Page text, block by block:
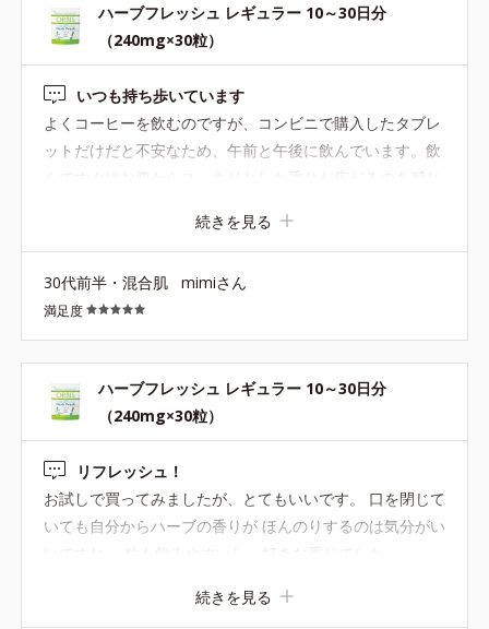
ハーブフレッシュ レギュラー 10～30日分
（240mg×30粒）
いつも持ち歩いています
よくコーヒーを飲むのですが、コンビニで購入したタブレ
ットだけだと不安なため、午前と午後に飲んでいます。飲
思いつつも、持ち運びのしやすさからレギュラーサイズを
購入してしまいます…
続きを見る
30代前半・混合肌 mimiさん
満足度
ハーブフレッシュ レギュラー 10～30日分
（240mg×30粒）
リフレッシュ！
お試しで買ってみましたが、とてもいいです。 口を閉じて
いても自分からハーブの香りが ほんのりするのは気分がい
続きを見る